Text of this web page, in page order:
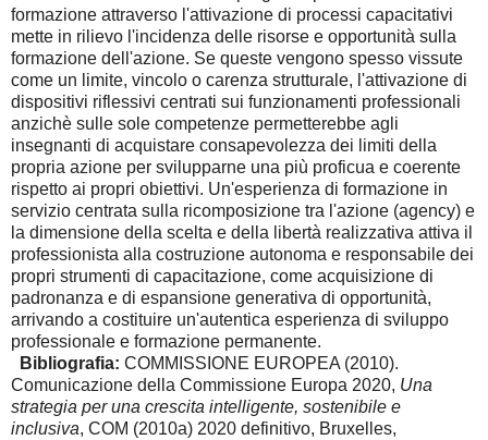
formazione attraverso l'attivazione di processi capacitativi
mette in rilievo l'incidenza delle risorse e opportunità sulla
formazione dell'azione. Se queste vengono spesso vissute
come un limite, vincolo o carenza strutturale, l'attivazione di
dispositivi riflessivi centrati sui funzionamenti professionali
anzichè sulle sole competenze permetterebbe agli
insegnanti di acquistare consapevolezza dei limiti della
propria azione per svilupparne una più proficua e coerente
rispetto ai propri obiettivi. Un'esperienza di formazione in
servizio centrata sulla ricomposizione tra l'azione (agency) e
la dimensione della scelta e della libertà realizzativa attiva il
professionista alla costruzione autonoma e responsabile dei
propri strumenti di capacitazione, come acquisizione di
padronanza e di espansione generativa di opportunità,
arrivando a costituire un'autentica esperienza di sviluppo
professionale e formazione permanente.
Bibliografia: COMMISSIONE EUROPEA (2010).
Comunicazione della Commissione Europa 2020, Una
strategia per una crescita intelligente, sostenibile e
inclusiva, COM (2010a) 2020 definitivo, Bruxelles,